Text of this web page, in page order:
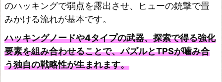
ナ
ル
フ
ァ
ン
のハッキングで弱点を露出させ、ヒューの銃撃で畳
みかける流れが基本です。
ハッキングノードや4タイプの武器、探索で得る強化
要素を組み合わせることで、パズルとTPSが噛み合
う独自の戦略性が生まれます。